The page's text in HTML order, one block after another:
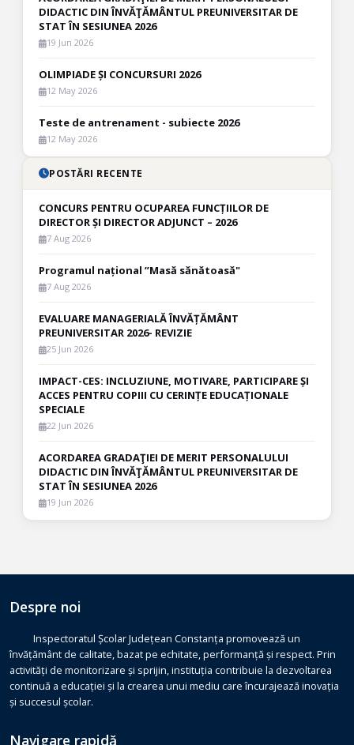
DIDACTIC DIN ÎNVĂŢĂMÂNTUL PREUNIVERSITAR DE
STAT ÎN SESIUNEA 2026
19 Jun 2026
OLIMPIADE ȘI CONCURSURI 2026
12 May 2026
Teste de antrenament - subiecte 2026
12 May 2026
POSTĂRI RECENTE
CONCURS PENTRU OCUPAREA FUNCȚIILOR DE
DIRECTOR ȘI DIRECTOR ADJUNCT – 2026
7 Aug 2026
Programul național ”Masă sănătoasă"
7 Aug 2026
EVALUARE MANAGERIALĂ ÎNVĂȚĂMÂNT
PREUNIVERSITAR 2026- REVIZIE
25 Jun 2026
IMPACT-CES: INCLUZIUNE, MOTIVARE, PARTICIPARE ȘI
ACCES PENTRU COPIII CU CERINȚE EDUCAȚIONALE
SPECIALE
22 Jun 2026
ACORDAREA GRADAŢIEI DE MERIT PERSONALULUI
DIDACTIC DIN ÎNVĂŢĂMÂNTUL PREUNIVERSITAR DE
STAT ÎN SESIUNEA 2026
19 Jun 2026
Despre noi
Inspectoratul Școlar Județean Constanța promovează un
învățământ de calitate, bazat pe echitate, performanță și respect. Prin
activități de monitorizare și sprijin, instituția contribuie la dezvoltarea
continuă a educației și la crearea unui mediu care încurajează inovația
și succesul școlar.
Navigare rapidă